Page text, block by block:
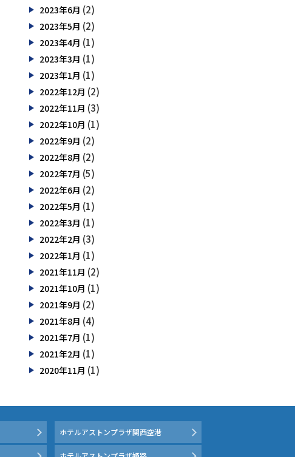
2023年6月 (2)
2023年5月 (2)
2023年4月 (1)
2023年3月 (1)
2023年1月 (1)
2022年12月 (2)
2022年11月 (3)
2022年10月 (1)
2022年9月 (2)
2022年8月 (2)
2022年7月 (5)
2022年6月 (2)
2022年5月 (1)
2022年3月 (1)
2022年2月 (3)
2022年1月 (1)
2021年11月 (2)
2021年10月 (1)
2021年9月 (2)
2021年8月 (4)
2021年7月 (1)
2021年2月 (1)
2020年11月 (1)
ホテルアストンプラザ関西空港